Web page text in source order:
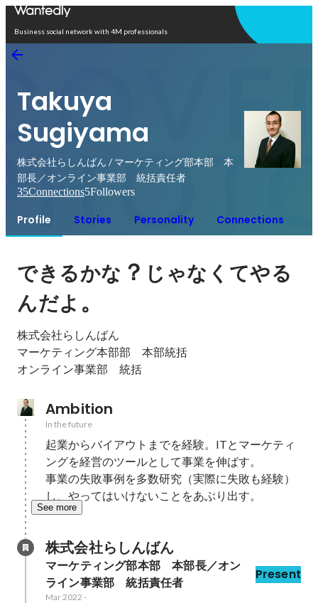
Business social network with 4M professionals
Takuya
Sugiyama
株式会社らしんばん / マーケティング部本部 本
部長／オンライン事業部 統括責任者
35Connections5Followers
Profile Stories Personality Connections
できるかな ？ じゃなくてやる
んだよ 。
株式会社らしんばん
マーケティング本部部　本部統括
オンライン事業部　統括
Ambition
In the future
起業からバイアウトまでを経験。ITとマーケティ
ングを経営のツールとして事業を伸ばす。
事業の失敗事例を多数研究（実際に失敗も経験）
し、やってはいけないことをあぶり出す。
See more
株式会社らしんばん
マーケティング部本部　本部長／オン
ライン事業部　統括責任者
Present
Mar 2022 -